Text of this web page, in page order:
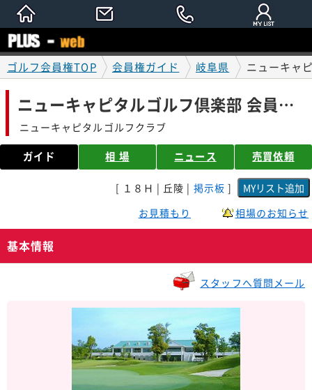
ゴルフ会員権TOP 会員権ガイド 岐阜県 ニューキャ
ニューキャピタルゴルフ倶楽部 会員権ガイド
ニューキャピタルゴルフクラブ
ガイド 相 場 ニュース 売買依頼
[ １８Ｈ | 丘陵 | 掲示板 ]
お見積もり
相場のお知らせ
基本情報
スタッフへ質問メール